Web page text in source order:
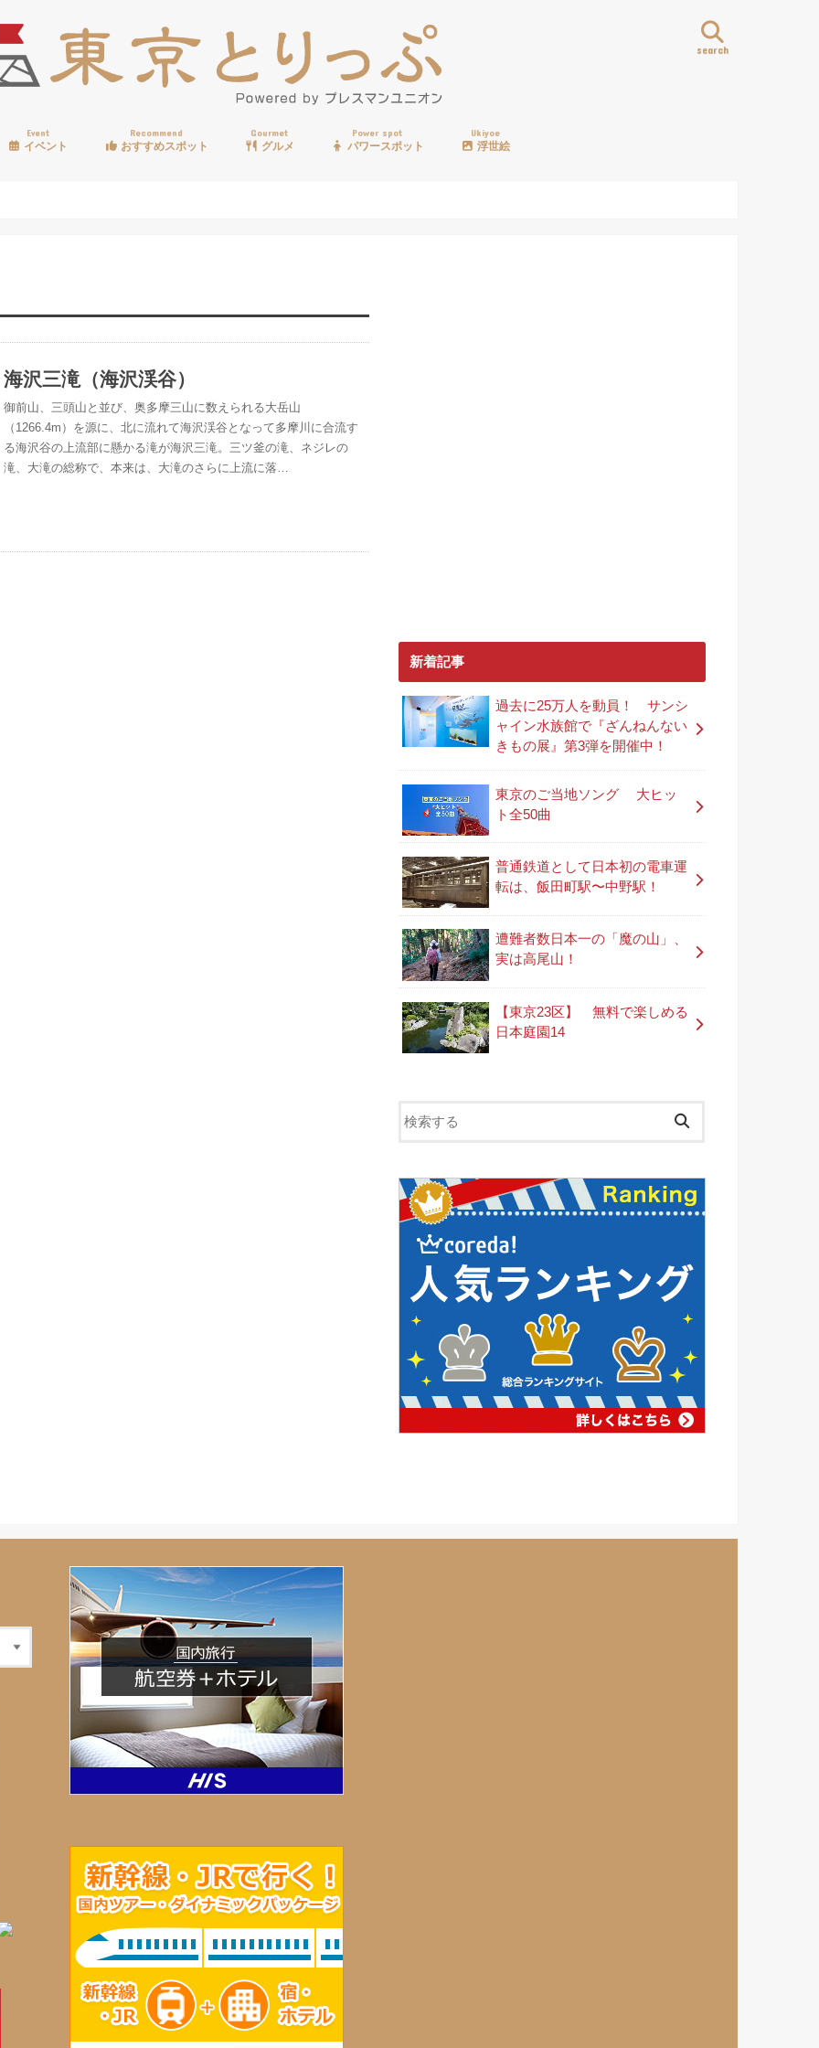
search
Event
イベント
Recommend
おすすめスポット
Gourmet
グルメ
Power spot
パワースポット
Ukiyoe
浮世絵
海沢三滝（海沢渓谷）
御前山、三頭山と並び、奥多摩三山に数えられる大岳山
（1266.4m）を源に、北に流れて海沢渓谷となって多摩川に合流す
る海沢谷の上流部に懸かる滝が海沢三滝。三ツ釜の滝、ネジレの
滝、大滝の総称で、本来は、大滝のさらに上流に落…
新着記事
過去に25万人を動員！ サンシ
ャイン水族館で『ざんねんない
きもの展』第3弾を開催中！
東京のご当地ソング 大ヒッ
ト全50曲
普通鉄道として日本初の電車運
転は、飯田町駅〜中野駅！
遭難者数日本一の「魔の山」、
実は高尾山！
【東京23区】 無料で楽しめる
日本庭園14